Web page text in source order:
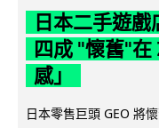
日本二手遊
四成 "懷舊"
感」
日本零售巨頭 GEO 將